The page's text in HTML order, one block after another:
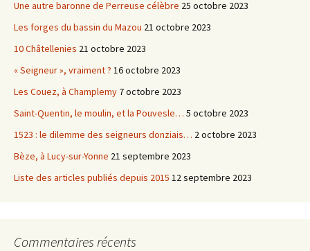
Une autre baronne de Perreuse célèbre 25 octobre 2023
Les forges du bassin du Mazou 21 octobre 2023
10 Châtellenies 21 octobre 2023
« Seigneur », vraiment ? 16 octobre 2023
Les Couez, à Champlemy 7 octobre 2023
Saint-Quentin, le moulin, et la Pouvesle… 5 octobre 2023
1523 : le dilemme des seigneurs donziais… 2 octobre 2023
Bèze, à Lucy-sur-Yonne 21 septembre 2023
Liste des articles publiés depuis 2015 12 septembre 2023
Commentaires récents